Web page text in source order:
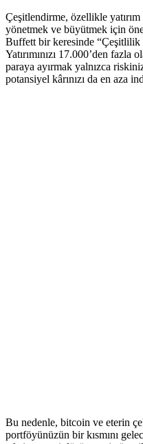
Çeşitlendirme, özellikle
yönetmek ve büyütmek için
Buffett bir keresinde “Çeşitlilik
Yatırımınızı 17.000’den fazla
paraya ayırmak yalnızca
potansiyel kârınızı da en aza
Bu nedenle, bitcoin ve eterin
portföyünüzün bir kısmını